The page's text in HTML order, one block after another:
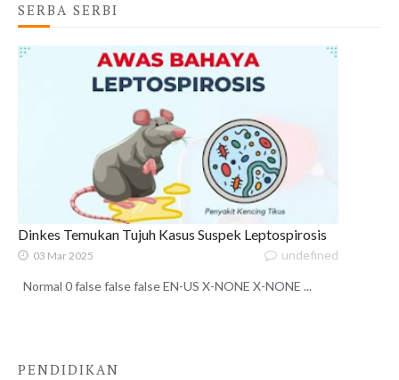
SERBA SERBI
Dinkes Temukan Tujuh Kasus Suspek Leptospirosis
03 Mar 2025 undefined
Normal 0 false false false EN-US X-NONE X-NONE ...
PENDIDIKAN